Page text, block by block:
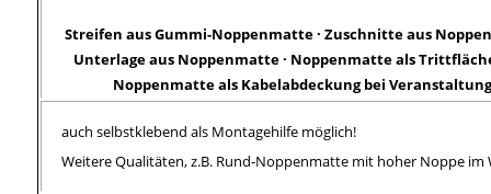
Streifen aus Gummi-Noppenmatte· Zuschnitte aus
Unterlage aus Noppenmatte · Noppenmatte als
Noppenmatte als Kabelabdeckung bei
auch selbstklebend als Montagehilfe möglich!
Weitere Qualitäten, z.B. Rund-Noppenmatte mit hoher Noppe im